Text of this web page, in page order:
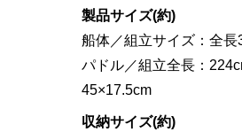
製品サイズ(約)
船体／組立サイズ：全
パドル／組立全長：
45×17.5cm
収納サイズ(約)